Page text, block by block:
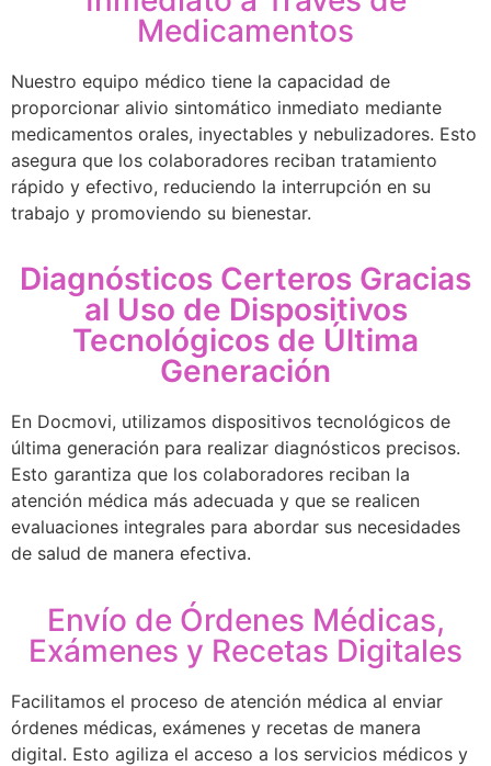
Medicamentos
Nuestro equipo médico tiene la capacidad de
proporcionar alivio sintomático inmediato mediante
medicamentos orales, inyectables y nebulizadores. Esto
asegura que los colaboradores reciban tratamiento
rápido y efectivo, reduciendo la interrupción en su
trabajo y promoviendo su bienestar.
Diagnósticos Certeros Gracias
al Uso de Dispositivos
Tecnológicos de Última
Generación
En Docmovi, utilizamos dispositivos tecnológicos de
última generación para realizar diagnósticos precisos.
Esto garantiza que los colaboradores reciban la
atención médica más adecuada y que se realicen
evaluaciones integrales para abordar sus necesidades
de salud de manera efectiva.
Envío de Órdenes Médicas,
Exámenes y Recetas Digitales
Facilitamos el proceso de atención médica al enviar
órdenes médicas, exámenes y recetas de manera
digital. Esto agiliza el acceso a los servicios médicos y